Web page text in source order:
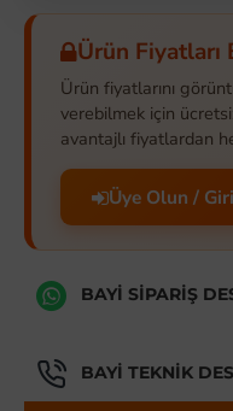
Ürün
Ürün fiyatlarını
verebilmek için
avantajlı fiyatlardan
Üye Olun /
BAYI SIPARIŞ
BAYI TEKNIK